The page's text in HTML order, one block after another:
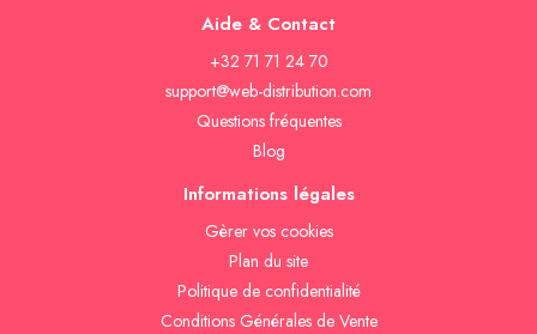
Aide & Contact
+32 71 71 24 70
support@web-distribution.com
Questions fréquentes
Blog
Informations légales
Gèrer vos cookies
Plan du site
Politique de confidentialité
Conditions Générales de Vente